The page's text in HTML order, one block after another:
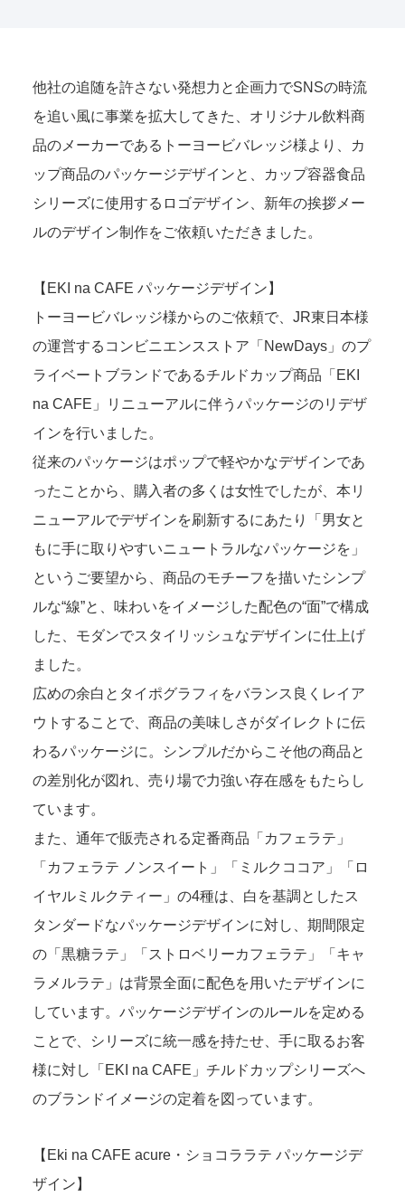
他社の追随を許さない発想力と企画力でSNSの時流
を追い風に事業を拡大してきた、オリジナル飲料商
品のメーカーであるトーヨービバレッジ様より、カ
ップ商品のパッケージデザインと、カップ容器食品
シリーズに使用するロゴデザイン、新年の挨拶メー
ルのデザイン制作をご依頼いただきました。
【EKI na CAFE パッケージデザイン】
トーヨービバレッジ様からのご依頼で、JR東日本様
の運営するコンビニエンスストア「NewDays」のプ
ライベートブランドであるチルドカップ商品「EKI
na CAFE」リニューアルに伴うパッケージのリデザ
インを行いました。
従来のパッケージはポップで軽やかなデザインであ
ったことから、購入者の多くは女性でしたが、本リ
ニューアルでデザインを刷新するにあたり「男女と
もに手に取りやすいニュートラルなパッケージを」
というご要望から、商品のモチーフを描いたシンプ
ルな“線”と、味わいをイメージした配色の“面”で構成
した、モダンでスタイリッシュなデザインに仕上げ
ました。
広めの余白とタイポグラフィをバランス良くレイア
ウトすることで、商品の美味しさがダイレクトに伝
わるパッケージに。シンプルだからこそ他の商品と
の差別化が図れ、売り場で力強い存在感をもたらし
ています。
また、通年で販売される定番商品「カフェラテ」
「カフェラテ ノンスイート」「ミルクココア」「ロ
イヤルミルクティー」の4種は、白を基調としたス
タンダードなパッケージデザインに対し、期間限定
の「黒糖ラテ」「ストロベリーカフェラテ」「キャ
ラメルラテ」は背景全面に配色を用いたデザインに
しています。パッケージデザインのルールを定める
ことで、シリーズに統一感を持たせ、手に取るお客
様に対し「EKI na CAFE」チルドカップシリーズへ
のブランドイメージの定着を図っています。
【Eki na CAFE acure・ショコララテ パッケージデ
ザイン】